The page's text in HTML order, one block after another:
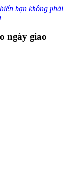
bạn không phải
ngày giao